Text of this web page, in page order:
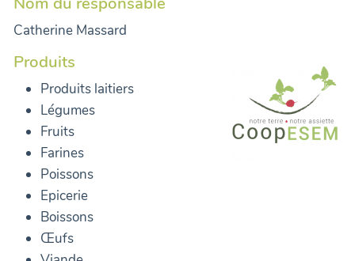
Catherine Massard
Produits
Produits laitiers
Légumes
Fruits
Farines
Poissons
Epicerie
Boissons
Œufs